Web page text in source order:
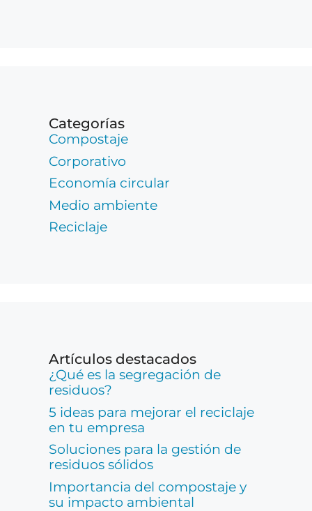
Categorías
Compostaje
Corporativo
Economía circular
Medio ambiente
Reciclaje
Artículos destacados
¿Qué es la segregación de
residuos?
5 ideas para mejorar el reciclaje
en tu empresa
Soluciones para la gestión de
residuos sólidos
Importancia del compostaje y
su impacto ambiental